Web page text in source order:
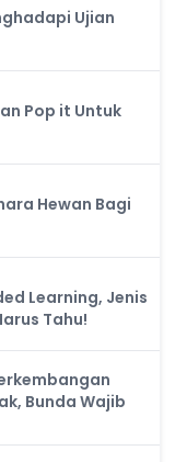
Ujian
Pop it Untuk
Hewan Bagi
Learning, Jenis
Tahu!
Bunda Wajib